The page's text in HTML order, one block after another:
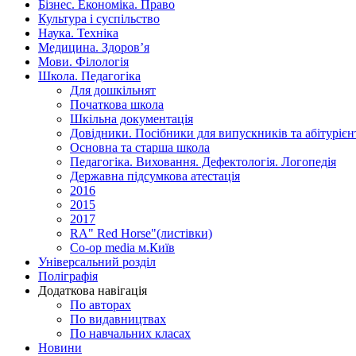
Бізнес. Економіка. Право
Культура і суспільство
Наука. Техніка
Медицина. Здоров’я
Мови. Філологія
Школа. Педагогіка
Для дошкільнят
Початкова школа
Шкільна документація
Довідники. Посібники для випускників та
Основна та старша школа
Педагогіка. Виховання. Дефектологія. Логопедія
Державна підсумкова атестація
2016
2015
2017
RA" Red Horse"(листівки)
Co-op media м.Київ
Універсальний розділ
Поліграфія
Додаткова навігація
По авторах
По видавництвах
По навчальних класах
Новини